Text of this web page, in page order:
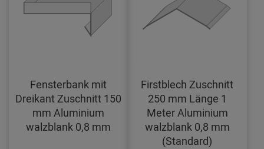
Fensterbank mit
Dreikant Zuschnitt 150
mm Aluminium
walzblank 0,8 mm
Firstblech Zuschnitt
250 mm Länge 1
Meter Aluminium
walzblank 0,8 mm
(Standard)